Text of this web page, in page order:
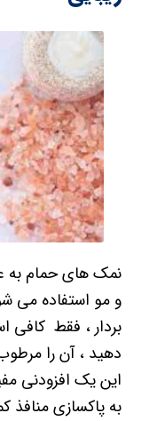
نمک های حمام به
و مو استفاده می
بردار ، فقط کافی
دهید ، آن را
این یک افزودنی
به پاکسازی